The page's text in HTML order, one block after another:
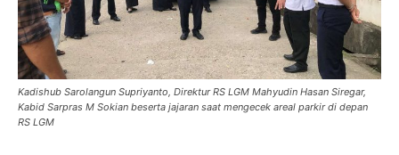
Kadishub Sarolangun Supriyanto, Direktur RS LGM Mahyudin Hasan Siregar,
Kabid Sarpras M Sokian beserta jajaran saat mengecek areal parkir di depan
RS LGM